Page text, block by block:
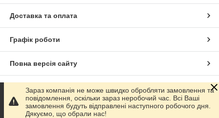
Доставка та оплата
Графік роботи
Повна версія сайту
Сайт створено на маркетплейсі Prom.ua
Політика конфіденційності
Зараз компанія не може швидко обробляти замовлення та
повідомлення, оскільки зараз неробочий час. Всі Ваші
замовлення будуть відправлені наступного робочого дня.
Дякуємо, що обрали нас!